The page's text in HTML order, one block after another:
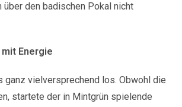
über den badischen Pokal nicht
Energie
ganz vielversprechend los. Obwohl die
startete der in Mintgrün spielende